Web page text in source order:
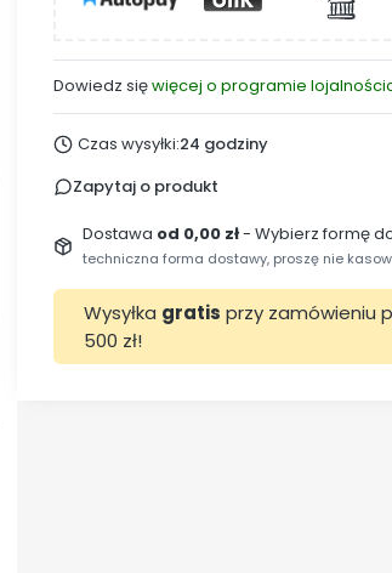
Dowiedz sięwięcej o programie
Czas wysyłki:24 godziny
Zapytaj o produkt
Dostawa od 0,00 zł- Wybierz formę
techniczna forma dostawy, proszę nie
Wysyłka gratis przy zamówieniu
500 zł!